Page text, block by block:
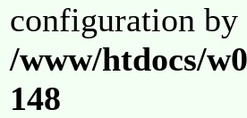
configuration
/www/htdocs/
148